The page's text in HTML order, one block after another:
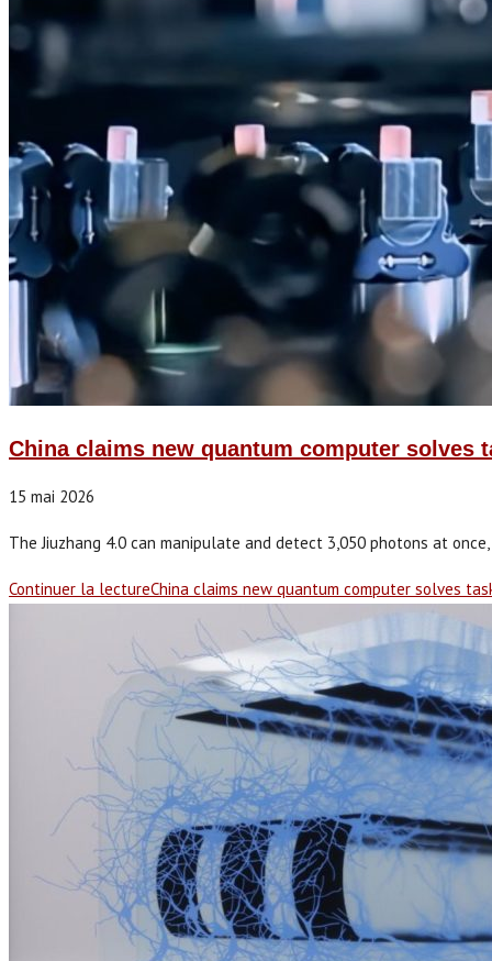
China claims new quantum computer solves
15 mai 2026
The Jiuzhang 4.0 can manipulate and detect 3,050 photons at
Continuer la lectureChina claims new quantum computer solves